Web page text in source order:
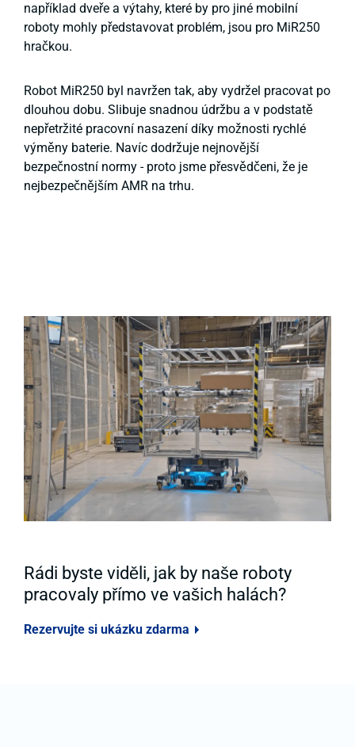
například dveře a výtahy, které by pro jiné mobilní
roboty mohly představovat problém, jsou pro MiR250
hračkou.
Robot MiR250 byl navržen tak, aby vydržel pracovat po
dlouhou dobu. Slibuje snadnou údržbu a v podstatě
nepřetržité pracovní nasazení díky možnosti rychlé
výměny baterie. Navíc dodržuje nejnovější
bezpečnostní normy - proto jsme přesvědčeni, že je
nejbezpečnějším AMR na trhu.
Rádi byste viděli, jak by naše roboty
pracovaly přímo ve vašich halách?
Rezervujte si ukázku zdarma